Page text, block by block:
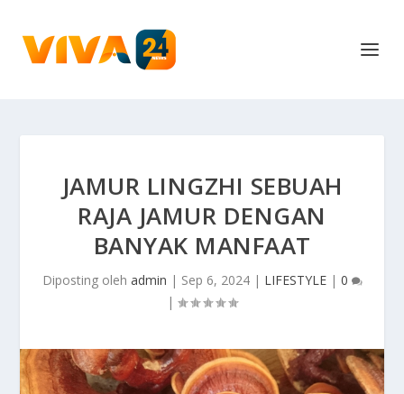
JAMUR LINGZHI SEBUAH
RAJA JAMUR DENGAN
BANYAK MANFAAT
Diposting oleh admin | Sep 6, 2024| LIFESTYLE| 0
|